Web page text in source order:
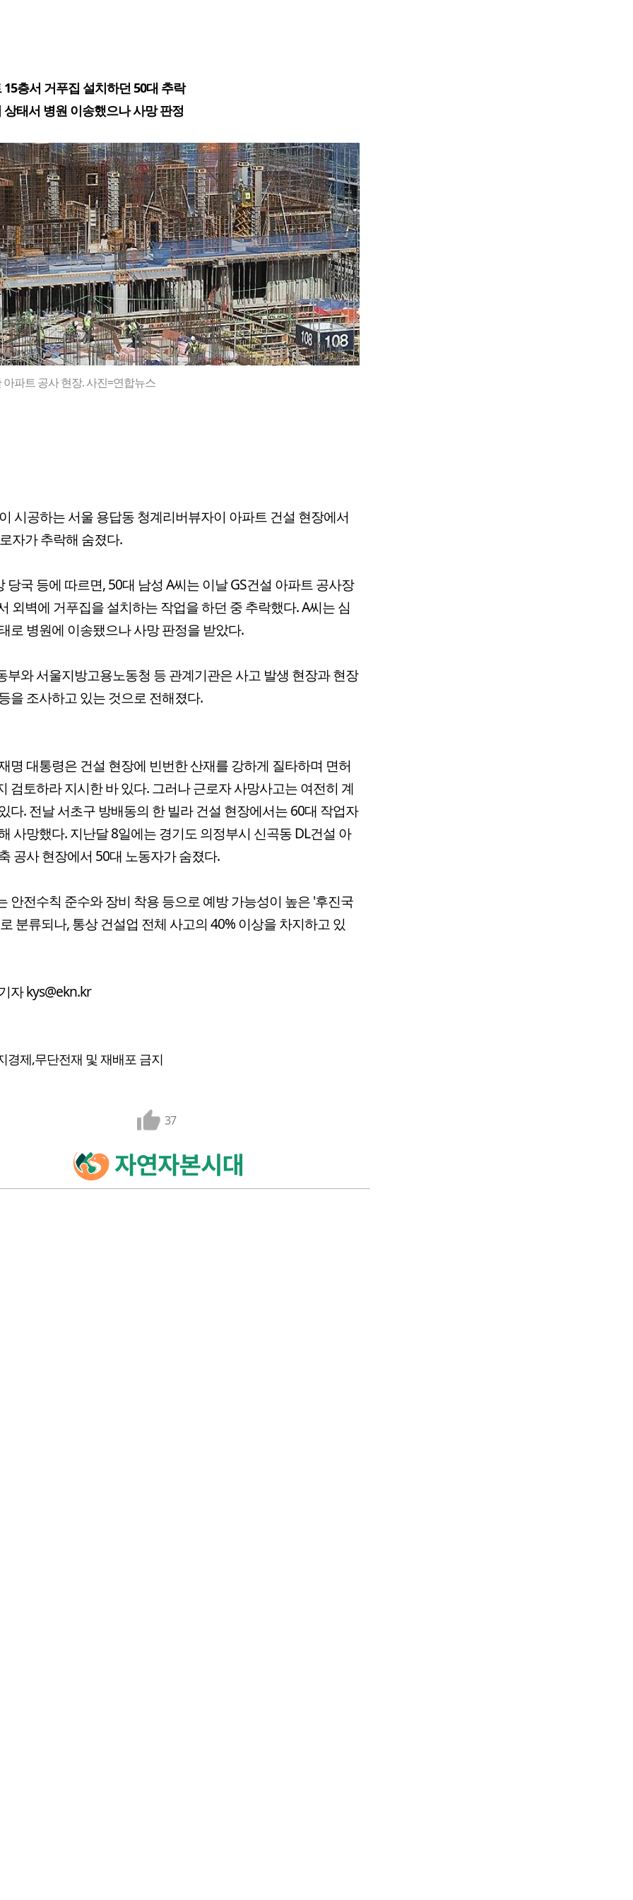
15층서 거푸집 설치하던 50대 추락
상태서 병원 이송했으나 사망 판정
파트 공사 현장. 사진=연합뉴스
시공하는 서울 용답동 청계리버뷰자이 아파트 건설 현장에서
자가 추락해 숨졌다.
당국 등에 따르면, 50대 남성 A씨는 이날 GS건설 아파트 공사장
외벽에 거푸집을 설치하는 작업을 하던 중 추락했다. A씨는 심
로 병원에 이송됐으나 사망 판정을 받았다.
부와 서울지방고용노동청 등 관계기관은 사고 발생 현장과 현장
을 조사하고 있는 것으로 전해졌다.
명 대통령은 건설 현장에 빈번한 산재를 강하게 질타하며 면허
검토하라 지시한 바 있다. 그러나 근로자 사망사고는 여전히 계
다. 전날 서초구 방배동의 한 빌라 건설 현장에서는 60대 작업자
사망했다. 지난달 8일에는 경기도 의정부시 신곡동 DL건설 아
공사 현장에서 50대 노동자가 숨졌다.
안전수칙 준수와 장비 착용 등으로 예방 가능성이 높은 '후진국
분류되나, 통상 건설업 전체 사고의 40% 이상을 차지하고 있
자 kys@ekn.kr
제,무단전재 및 재배포 금지
37